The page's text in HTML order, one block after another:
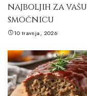
najboljih za vašu
smočnicu
10 travnja, 2026